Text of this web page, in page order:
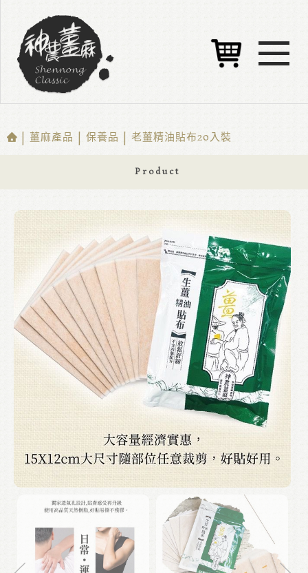
| 薑麻產品 | 保養品 | 老薑精油貼布20入裝
Product